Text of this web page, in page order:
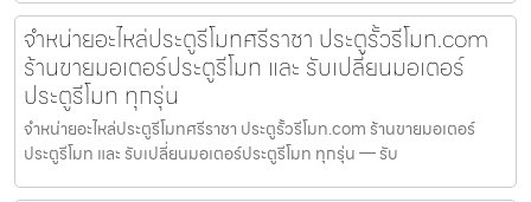
จำหน่ายอะไหล่ประตูรีโมทศรีราชา ประตูรั้วรีโมท.com
ร้านขายมอเตอร์ประตูรีโมท และ รับเปลี่ยนมอเตอร์
ประตูรีโมท ทุกรุ่น
จำหน่ายอะไหล่ประตูรีโมทศรีราชา ประตูรั้วรีโมท.com ร้านขายมอเตอร์
ประตูรีโมท และ รับเปลี่ยนมอเตอร์ประตูรีโมท ทุกรุ่น — รับ